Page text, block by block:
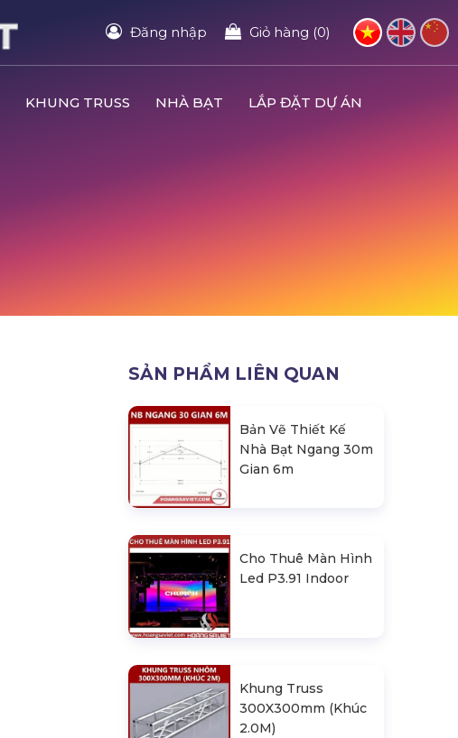
Đăng nhập Giỏ hàng (0)
KHUNG TRUSS NHÀ BẠT
LẮP ĐẶT DỰ ÁN
SẢN PHẨM LIÊN QUAN
Bản Vẽ Thiết Kế
Nhà Bạt Ngang 30m
Gian 6m
Cho Thuê Màn Hình
Led P3.91 Indoor
Khung Truss
300X300mm (Khúc
2.0M)